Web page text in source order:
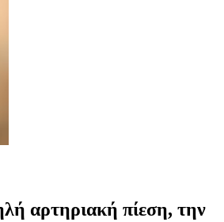
αρτηριακή πίεση, την